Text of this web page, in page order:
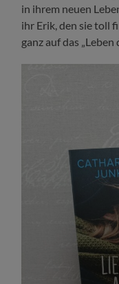
in ihrem neuen
ihr Erik, den sie toll
ganz auf das